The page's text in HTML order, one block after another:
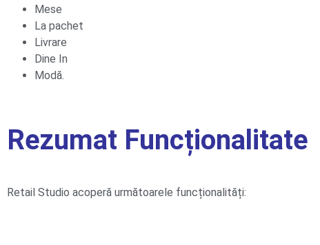
Mese
La pachet
Livrare
Dine In
Modă.
Rezumat Funcționalitate
Retail Studio acoperă următoarele funcționalități: